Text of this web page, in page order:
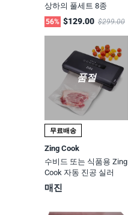
상하의 풀세트 8종
56% $129.00 $299.00
품절
무료배송
Zing Cook
수비드 또는 식품용 Zing
Cook 자동 진공 실러
매진